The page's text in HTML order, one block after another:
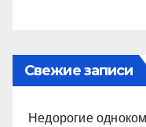
Свежие записи
Недорогие